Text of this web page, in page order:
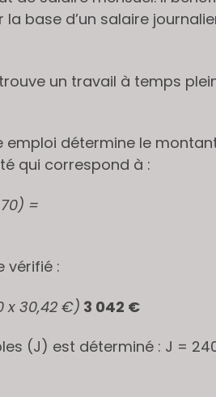
base d’un salaire
un travail à temps
emploi détermine le
qui correspond à :
=
vérifié :
x 30,42 €) 3 042 €
(J) est déterminé : J =